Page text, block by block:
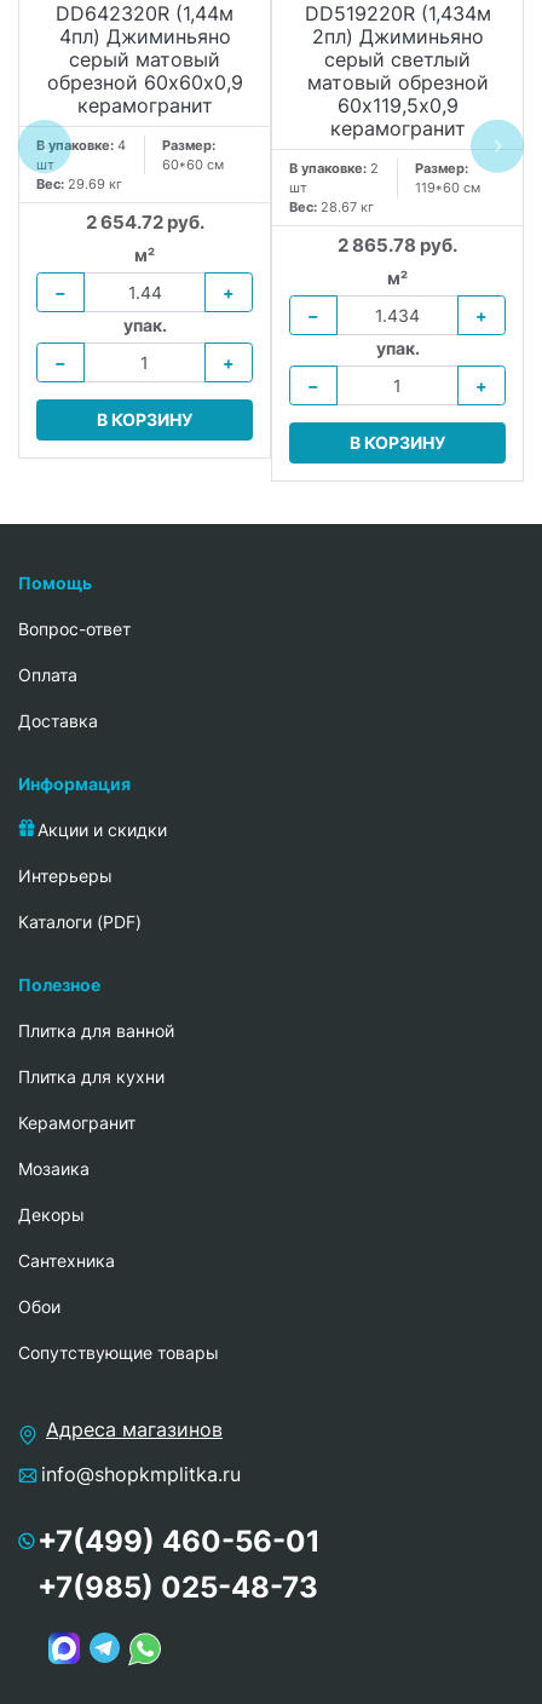
DD642320R (1,44м
4пл) Джиминьяно
серый матовый
обрезной 60х60x0,9
керамогранит
В упаковке: 4
шт
Размер:
60*60 см
Вес: 29.69 кг
2 654.72 руб.
м²
−
+
упак.
−
+
В КОРЗИНУ
DD519220R (1,434м
2пл) Джиминьяно
серый светлый
матовый обрезной
60х119,5x0,9
керамогранит
В упаковке: 2
шт
Размер:
119*60 см
Вес: 28.67 кг
2 865.78 руб.
м²
−
+
упак.
−
+
В КОРЗИНУ
Помощь
Вопрос-ответ
Oплата
Доставка
Информация
Акции и скидки
Интерьеры
Каталоги (PDF)
Полезное
Плитка для ванной
Плитка для кухни
Керамогранит
Мозаика
Декоры
Сантехника
Обои
Сопутствующие товары
Адреса магазинов
info@shopkmplitka.ru
+7(499) 460-56-01
+7(985) 025-48-73